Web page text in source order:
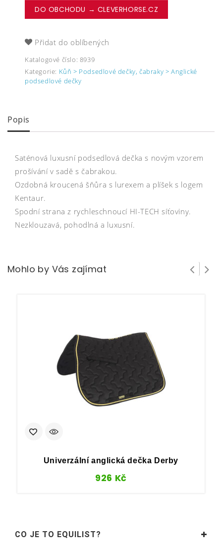
DO OBCHODU → CLEVERHORSE.CZ
Přidat do oblíbených
Katalogové číslo: 8939
Kategorie: Kůň > Podsedlové dečky, čabraky > Anglické
podsedlové dečky
Popis
Saténová luxusní podsedlová dečka s novým vzorem
prošívání v sadě s čabrakou.
Ozdobná kroucená šňůra s lurexem a plíšek s logem
Kentaur.
Spodní strana z rychleschnoucí HI-TECH síťoviny.
Nezklouzavá, pohodlná a luxusní.
Mohlo by Vás zajímat
Univerzální anglická dečka Derby
926 Kč
CO JE TO EQUILIST?